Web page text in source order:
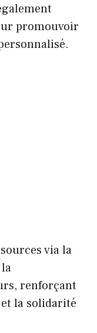
promouvoir
via la
renforçant
la solidarité